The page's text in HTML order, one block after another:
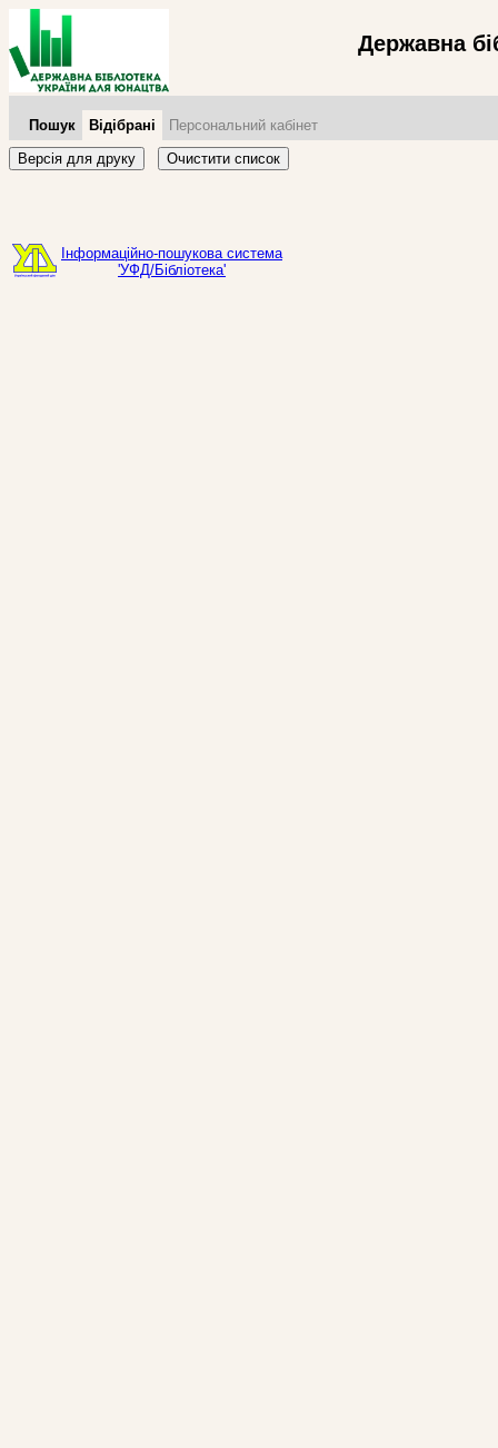
Державна
Пошук Відібрані
Персональний кабінет
Версія для друку
Очистити список
Інформаційно-пошукова система
'УФД/Бібліотека'